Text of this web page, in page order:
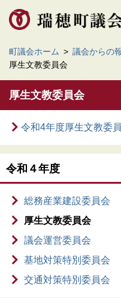
町議会ホーム > 議会からの
厚生文教委員会
厚生文教委員会
令和4年度厚生文教委
令和４年度
総務産業建設委員会
厚生文教委員会
議会運営委員会
基地対策特別委員会
交通対策特別委員会